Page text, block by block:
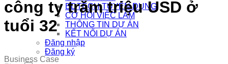
EDTECH TUYỂN DỤNG
CƠ HỘI VIỆC LÀM
THÔNG TIN DỰ ÁN
KẾT NỐI DỰ ÁN
Đăng nhập
Đăng ký
công ty trăm triệu USD ở
tuổi 32
Business Case